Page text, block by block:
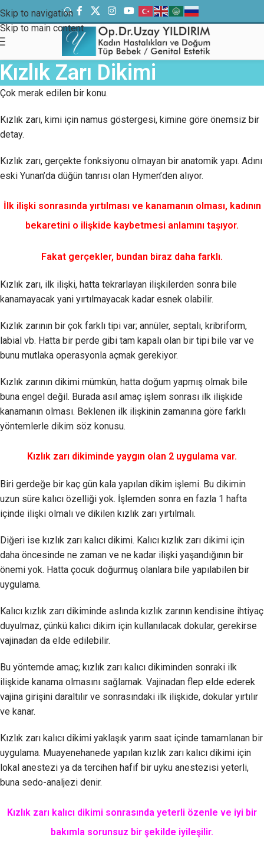
Skip to navigation
Skip to main content
Kızlık Zarı Dikimi
Çok merak edilen bir konu.
Kızlık zarı, kimi için namus göstergesi, kimine göre önemsiz bir
detay.
Kızlık zarı, gerçekte fonksiyonu olmayan bir anatomik yapı. Adını
eski Yunan’da düğün tanrısı olan Hymen’den alıyor.
İlk ilişki sonrasında yırtılması ve kanamanın olması, kadının
bekaretini o ilişkide kaybetmesi anlamını taşıyor.
Fakat gerçekler, bundan biraz daha farklı.
Kızlık zarı, ilk ilişki, hatta tekrarlayan ilişkilerden sonra bile
kanamayacak yani yırtılmayacak kadar esnek olabilir.
Kızlık zarının bir çok farklı tipi var; annüler, septalı, kribriform,
labial vb. Hatta bir perde gibi tam kapalı olan bir tipi bile var ve
bunu mutlaka operasyonla açmak gerekiyor.
Kızlık zarının dikimi mümkün, hatta doğum yapmış olmak bile
buna engel değil. Burada asıl amaç işlem sonrası ilk ilişkide
kanamanın olması. Beklenen ilk ilişkinin zamanına göre farklı
yöntemlerle dikim söz konusu.
Kızlık zarı dikiminde yaygın olan 2 uygulama var.
Biri gerdeğe bir kaç gün kala yapılan dikim işlemi. Bu dikimin
uzun süre kalıcı özelliği yok. İşlemden sonra en fazla 1 hafta
içinde ilişki olmalı ve dikilen kızlık zarı yırtılmalı.
Diğeri ise kızlık zarı kalıcı dikimi. Kalıcı kızlık zarı dikimi için
daha öncesinde ne zaman ve ne kadar ilişki yaşandığının bir
önemi yok. Hatta çocuk doğurmuş olanlara bile yapılabilen bir
uygulama.
Kalıcı kızlık zarı dikiminde aslında kızlık zarının kendisine ihtiyaç
duyulmaz, çünkü kalıcı dikim için kullanılacak dokular, gerekirse
vajinadan da elde edilebilir.
Bu yöntemde amaç; kızlık zarı kalıcı dikiminden sonraki ilk
ilişkide kanama olmasını sağlamak. Vajinadan flep elde ederek
vajina girişini daraltılır ve sonrasındaki ilk ilişkide, dokular yırtılır
ve kanar.
Kızlık zarı kalıcı dikimi yaklaşık yarım saat içinde tamamlanan bir
uygulama. Muayenehanede yapılan kızlık zarı kalıcı dikimi için
lokal anestezi ya da tercihen hafif bir uyku anestezisi yeterli,
buna sedo-analjezi denir.
Kızlık zarı kalıcı dikimi sonrasında yeterli özenle ve iyi bir
bakımla sorunsuz bir şekilde iyileşilir.